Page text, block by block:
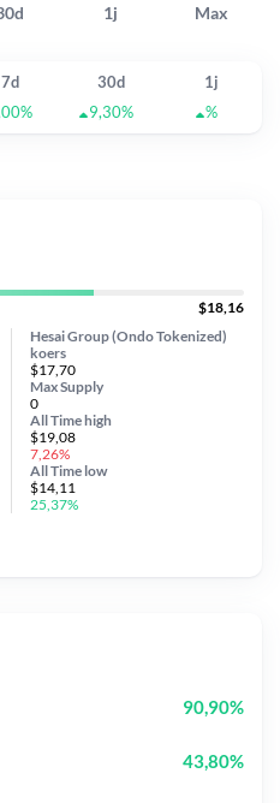
1j Max
7d 30d
1j
9,30% %
$18,16
Hesai Group (Ondo Tokenized)
koers
$17,70
Max Supply
0
All Timehigh
$19,08
7,26%
All Time low
$14,11
25,37%
90,90%
43,80%